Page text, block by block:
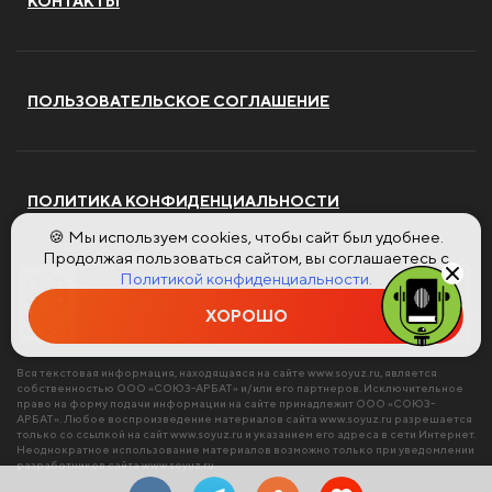
ПОЛЬЗОВАТЕЛЬСКОЕ СОГЛАШЕНИЕ
ПОЛИТИКА КОНФИДЕНЦИАЛЬНОСТИ
Вся текстовая информация, находящаяся на сайте www.soyuz.ru, является
собственностью ООО «СОЮЗ-АРБАТ» и/или его партнеров. Исключительное
право на форму подачи информации на сайте принадлежит ООО «СОЮЗ-
АРБАТ». Любое воспроизведение материалов сайта www.soyuz.ru разрешается
только со ссылкой на сайтwww.soyuz.ru и указанием его адреса в сети Интернет.
Неоднократное использование материалов возможно только при уведомлении
разработчиков сайтаwww.soyuz.ru.
🍪 Мы используем cookies, чтобы сайт был удобнее.
Продолжая пользоваться сайтом, вы соглашаетесь с
Политикой конфиденциальности.
ХОРОШО